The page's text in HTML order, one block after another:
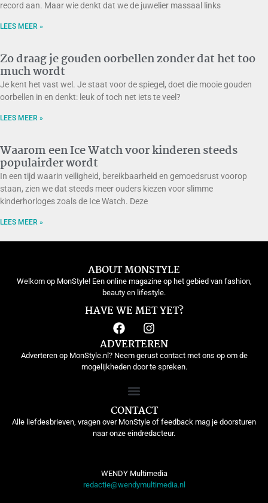
record aan. Maar wie denkt dat we de juwelier massaal links
LEES MEER »
Zo draag je gouden oorbellen zonder dat het too
much wordt
Je kent het vast wel. Je staat voor de spiegel, doet die mooie gouden
oorbellen in en denkt: leuk of toch net iets te veel?
LEES MEER »
Waarom een Ice Watch voor kinderen steeds
populairder wordt
In een tijd waarin veiligheid, bereikbaarheid en gemoedsrust voorop
staan, zien we dat steeds meer ouders kiezen voor slimme
kinderhorloges zoals de Ice Watch. Deze
LEES MEER »
ABOUT MONSTYLE
Welkom op MonStyle! Een online magazine op het gebied van fashion,
beauty en lifestyle.
HAVE WE MET YET?
ADVERTEREN
Adverteren op MonStyle.nl? Neem gerust contact met ons op om de
mogelijkheden door te spreken.
CONTACT
Alle liefdesbrieven, vragen over MonStyle of feedback mag je doorsturen
naar onze eindredacteur.
WENDY Multimedia
redactie@wendymultimedia.nl